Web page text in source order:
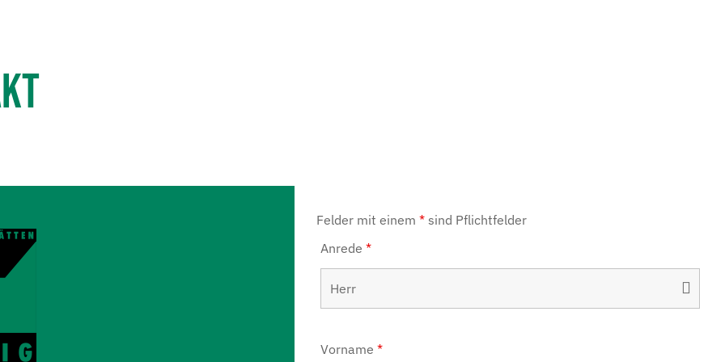
Felder mit einem *sind Pflichtfelder
Anrede *
Vorname *